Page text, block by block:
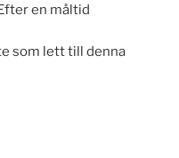
en måltid
som lett till denna